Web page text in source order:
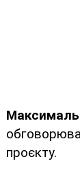
проєкту.